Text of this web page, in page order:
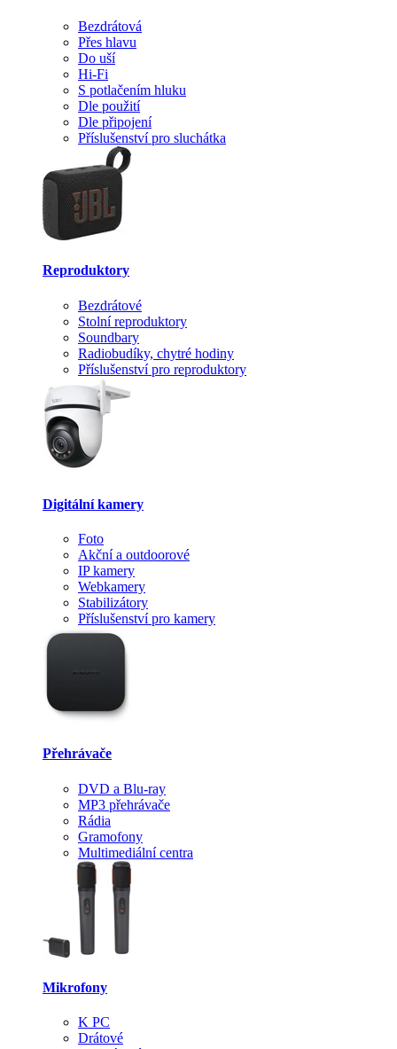
Bezdrátová
Přes hlavu
Do uší
Hi-Fi
S potlačením hluku
Dle použití
Dle připojení
Příslušenství pro sluchátka
Reproduktory
Bezdrátové
Stolní reproduktory
Soundbary
Radiobudíky, chytré hodiny
Příslušenství pro reproduktory
Digitální kamery
Foto
Akční a outdoorové
IP kamery
Webkamery
Stabilizátory
Příslušenství pro kamery
Přehrávače
DVD a Blu-ray
MP3 přehrávače
Rádia
Gramofony
Multimediální centra
Mikrofony
K PC
Drátové